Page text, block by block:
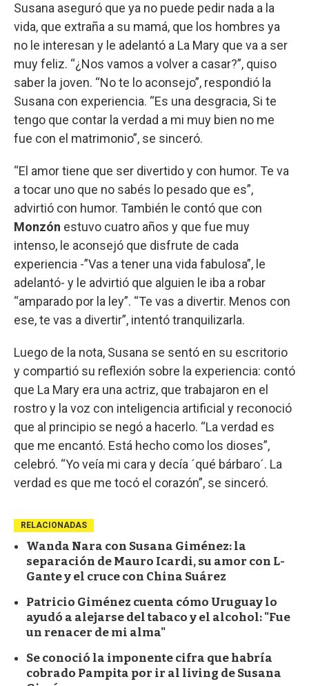
Susana aseguró que ya no puede pedir nada a la
vida, que extraña a su mamá, que los hombres ya
no le interesan y le adelantó a La Mary que va a ser
muy feliz. “¿Nos vamos a volver a casar?”, quiso
saber la joven. “No te lo aconsejo”, respondió la
Susana con experiencia. “Es una desgracia, Si te
tengo que contar la verdad a mi muy bien no me
fue con el matrimonio”, se sinceró.
“El amor tiene que ser divertido y con humor. Te va
a tocar uno que no sabés lo pesado que es”,
advirtió con humor. También le contó que con
Monzón estuvo cuatro años y que fue muy
intenso, le aconsejó que disfrute de cada
experiencia -”Vas a tener una vida fabulosa”, le
adelantó- y le advirtió que alguien le iba a robar
“amparado por la ley”. “Te vas a divertir. Menos con
ese, te vas a divertir”, intentó tranquilizarla.
Luego de la nota, Susana se sentó en su escritorio
y compartió su reflexión sobre la experiencia: contó
que La Mary era una actriz, que trabajaron en el
rostro y la voz con inteligencia artificial y reconoció
que al principio se negó a hacerlo. “La verdad es
que me encantó. Está hecho como los dioses”,
celebró. “Yo veía mi cara y decía ´qué bárbaro´. La
verdad es que me tocó el corazón”, se sinceró.
RELACIONADAS
Wanda Nara con Susana Giménez: la
separación de Mauro Icardi, su amor con L-
Gante y el cruce con China Suárez
Patricio Giménez cuenta cómo Uruguay lo
ayudó a alejarse del tabaco y el alcohol: "Fue
un renacer de mi alma"
Se conoció la imponente cifra que habría
cobrado Pampita por ir al living de Susana